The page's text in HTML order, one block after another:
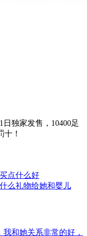
独家发售，10400足
十！
点什么好
么礼物给她和婴儿
和她关系非常的好，